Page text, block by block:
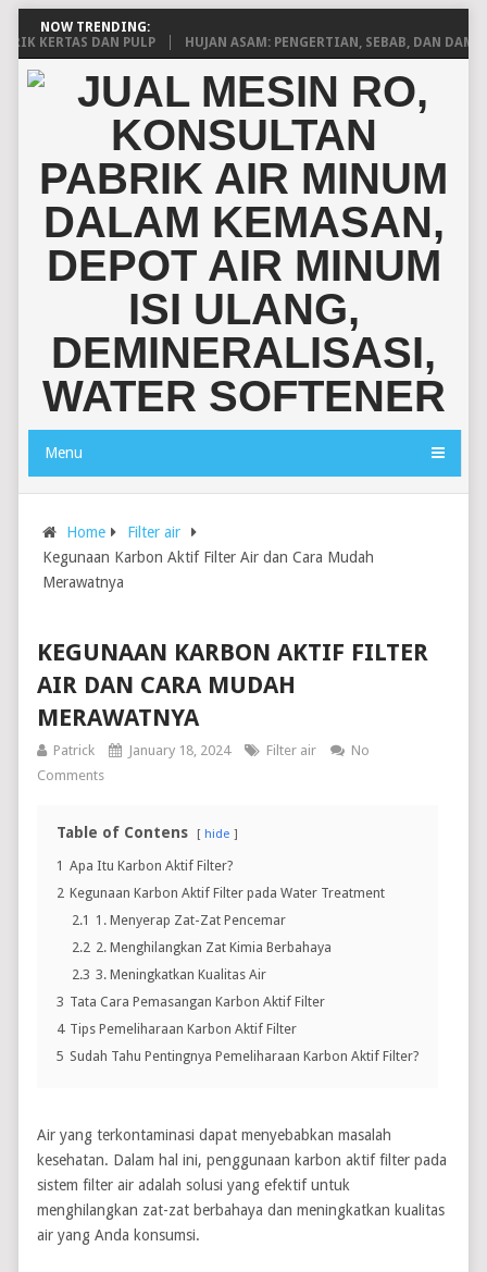
NOW TRENDING:
KERTAS DAN PULP
HUJAN ASAM: PENGERTIAN, SEBAB, DAN
Menu
Home
Filter air
Kegunaan Karbon Aktif Filter Air dan Cara Mudah
Merawatnya
KEGUNAAN KARBON AKTIF FILTER
AIR DAN CARA MUDAH
MERAWATNYA
Patrick January 18, 2024 Filter air
No
Comments
Table of Contens hide
1 Apa Itu Karbon Aktif Filter?
2 Kegunaan Karbon Aktif Filter pada Water Treatment
2.1 1. Menyerap Zat-Zat Pencemar
2.2 2. Menghilangkan Zat Kimia Berbahaya
2.3 3. Meningkatkan Kualitas Air
3 Tata Cara Pemasangan Karbon Aktif Filter
4 Tips Pemeliharaan Karbon Aktif Filter
5 Sudah Tahu Pentingnya Pemeliharaan Karbon Aktif Filter?
Air yang terkontaminasi dapat menyebabkan masalah
kesehatan. Dalam hal ini, penggunaan karbon aktif filter pada
sistem filter air adalah solusi yang efektif untuk
menghilangkan zat-zat berbahaya dan meningkatkan kualitas
air yang Anda konsumsi.